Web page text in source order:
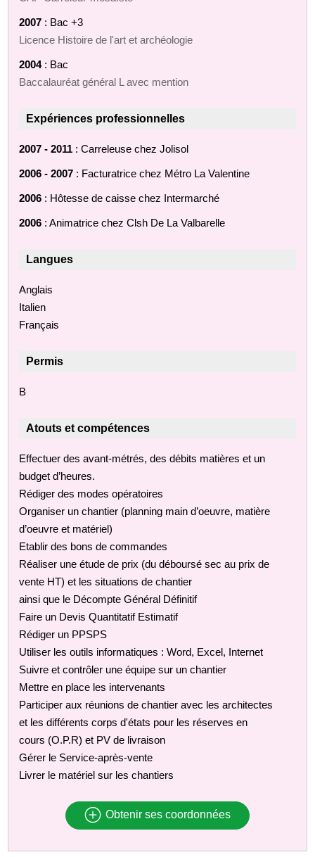
2007 : Bac +3
Licence Histoire de l'art et archéologie
2004: Bac
Baccalauréat général L avec mention
Expériences professionnelles
2007 - 2011 : Carreleuse chez Jolisol
2006 - 2007 : Facturatrice chez Métro La Valentine
2006 : Hôtesse de caisse chez Intermarché
2006 : Animatrice chez Clsh De La Valbarelle
Langues
Anglais
Italien
Français
Permis
B
Atouts et compétences
Effectuer des avant-métrés, des débits matières et un
budget d’heures.
Rédiger des modes opératoires
Organiser un chantier (planning main d’oeuvre, matière
d’oeuvre et matériel)
Etablir des bons de commandes
Réaliser une étude de prix (du déboursé sec au prix de
vente HT) et les situations de chantier
ainsi que le Décompte Général Définitif
Faire un Devis Quantitatif Estimatif
Rédiger un PPSPS
Utiliser les outils informatiques : Word, Excel, Internet
Suivre et contrôler une équipe sur un chantier
Mettre en place les intervenants
Participer aux réunions de chantier avec les architectes
et les différents corps d'états pour les réserves en
cours (O.P.R) et PV de livraison
Gérer le Service-après-vente
Livrer le matériel sur les chantiers
Obtenir ses coordonnées